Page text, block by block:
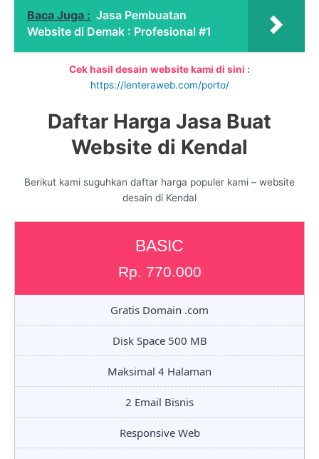
Baca Juga : Jasa Pembuatan
Website di Demak : Profesional #1
Cek hasil desain website kami di sini :
https://lenteraweb.com/porto/
Daftar Harga Jasa Buat
Website di Kendal
Berikut kami suguhkan daftar harga populer kami – website
desain di Kendal
BASIC
Rp. 770.000
Gratis Domain .com
Disk Space 500 MB
Maksimal 4 Halaman
2 Email Bisnis
Responsive Web